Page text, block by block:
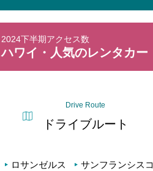
2024下半期アクセス数
ハワイ・人気のレンタカー
Drive Route
ドライブルート
ロサンゼルス サンフランシスコ